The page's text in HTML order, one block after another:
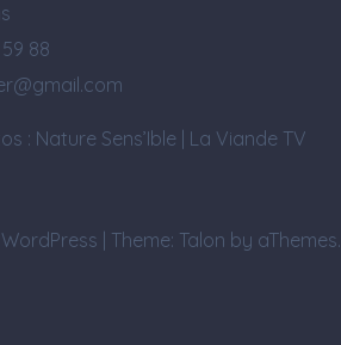
59 88
: Nature Sens’Ible | La Viande TV
Theme: Talon by aThemes.